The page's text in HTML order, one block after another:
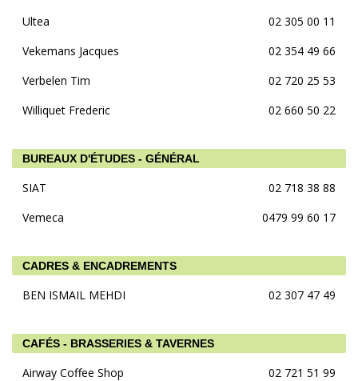
Ultea
02 305 00 11
Vekemans Jacques
02 354 49 66
Verbelen Tim
02 720 25 53
Williquet Frederic
02 660 50 22
BUREAUX D'ÉTUDES - GÉNÉRAL
SIAT
02 718 38 88
Vemeca
0479 99 60 17
CADRES & ENCADREMENTS
BEN ISMAIL MEHDI 02 307 47 49
CAFÉS - BRASSERIES & TAVERNES
Airway Coffee Shop
02 721 51 99